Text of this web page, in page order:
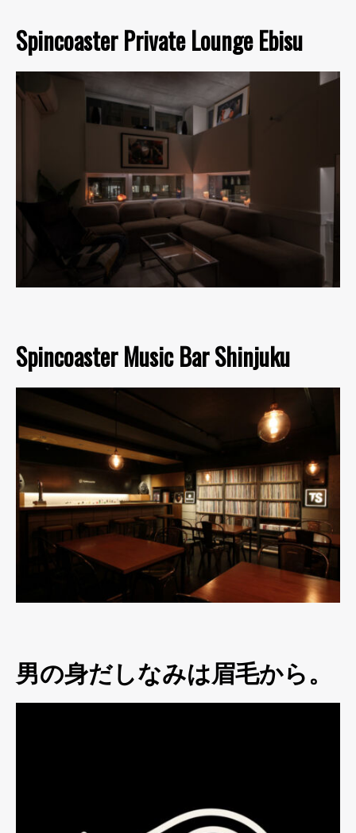
Spincoaster Private Lounge Ebisu
Spincoaster Music Bar Shinjuku
男の身だしなみは眉毛から。